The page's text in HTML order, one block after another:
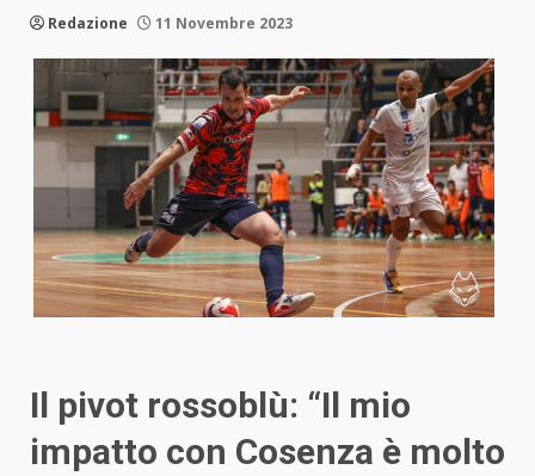
Redazione 11 Novembre 2023
Il pivot rossoblù: “Il mio
impatto con Cosenza è molto